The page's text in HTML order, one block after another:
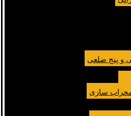
پنج ضلعی
سازی